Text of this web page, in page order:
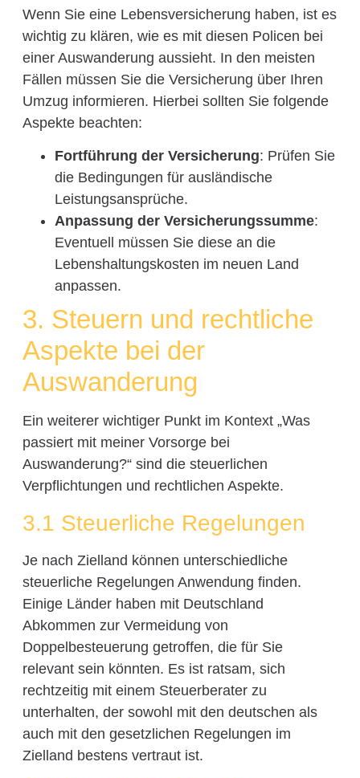
Wenn Sie eine Lebensversicherung haben, ist es
wichtig zu klären, wie es mit diesen Policen bei
einer Auswanderung aussieht. In den meisten
Fällen müssen Sie die Versicherung über Ihren
Umzug informieren. Hierbei sollten Sie folgende
Aspekte beachten:
Fortführung der Versicherung: Prüfen Sie
die Bedingungen für ausländische
Leistungsansprüche.
Anpassung der Versicherungssumme:
Eventuell müssen Sie diese an die
Lebenshaltungskosten im neuen Land
anpassen.
3. Steuern und rechtliche
Aspekte bei der
Auswanderung
Ein weiterer wichtiger Punkt im Kontext „Was
passiert mit meiner Vorsorge bei
Auswanderung?“ sind die steuerlichen
Verpflichtungen und rechtlichen Aspekte.
3.1 Steuerliche Regelungen
Je nach Zielland können unterschiedliche
steuerliche Regelungen Anwendung finden.
Einige Länder haben mit Deutschland
Abkommen zur Vermeidung von
Doppelbesteuerung getroffen, die für Sie
relevant sein könnten. Es ist ratsam, sich
rechtzeitig mit einem Steuerberater zu
unterhalten, der sowohl mit den deutschen als
auch mit den gesetzlichen Regelungen im
Zielland bestens vertraut ist.